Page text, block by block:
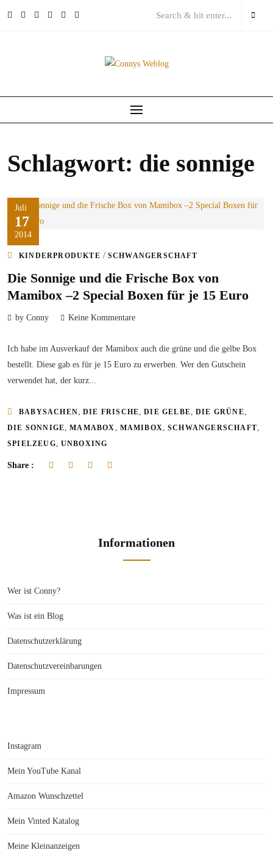
Schlagwort: die sonnige
Juli
17
2014
KINDERPRODUKTE / SCHWANGERSCHAFT
Die Sonnige und die Frische Box von
Mamibox –2 Special Boxen für je 15 Euro
by Conny Keine Kommentare
Ich habe im Ausverkauf der Mamibox auch die grüne und die gelbe Box
bestellt. Diese gab es für je 15 Euro zu erwerben. Wer den Gutschein
verwendet hat, der kurz...
BABYSACHEN DIE FRISCHE ,DIE GELBE ,DIE GRÜNE
DIE SONNIGE ,MAMABOX MAMIBOX ,SCHWANGERSCHAFT
SPIELZEUG UNBOXING
Share :
Informationen
Wer ist Conny?
Was ist ein Blog
Datenschutzerklärung
Datenschutzvereinbarungen
Impressum
Instagram
Mein YouTube Kanal
Amazon Wunschzettel
Mein Vinted Katalog
Meine Kleinanzeigen